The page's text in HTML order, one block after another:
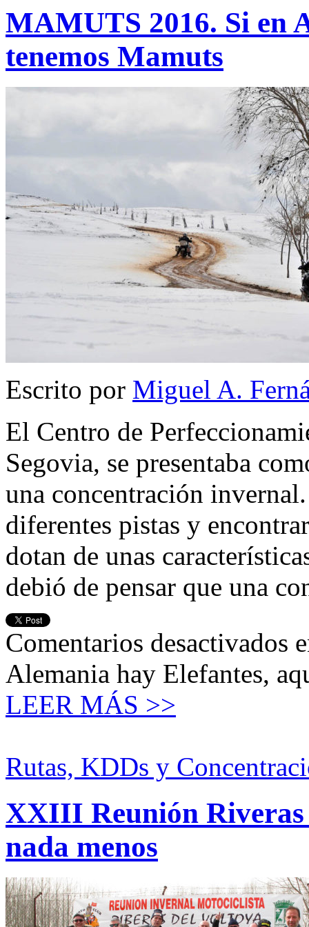
MAMUTS 2016. Si en
tenemos Mamuts
Escrito por Miguel A.
El Centro de
Segovia, se presentaba
una concentración
diferentes pistas y
dotan de unas
debió de pensar que una
Comentarios desactivados
Alemania hay Elefantes,
LEER MÁS >>
Rutas, KDDs y
XXIII Reunión Riveras
nada menos